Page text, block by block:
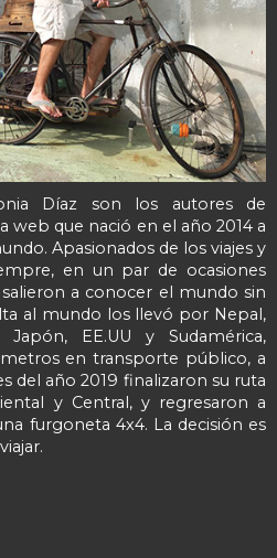
Díaz son los autores de
web que nació en el año 2014 a
Apasionados de los viajes y
en un par de ocasiones
a conocer el mundo sin
al mundo los llevó por Nepal,
Japón, EE.UU y Sudamérica,
en transporte público, a
del año 2019 finalizaron su ruta
y Central, y regresaron a
furgoneta 4x4. La decisión es